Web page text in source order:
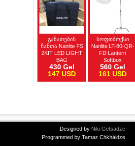
განათების
ჩანთა Nanlite FS
2KIT LED LIGHT
BAG
430 Gel
147 USD
სოფთბოქსი
Nanlite LT-80-QR-
FD Lantern
Softbox
560 Gel
161 USD
Designed by Niki Getsadze
Programmed by Tamaz Chkhaidze